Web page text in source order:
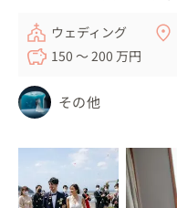
ウェディング
150 〜 200 万円
その他